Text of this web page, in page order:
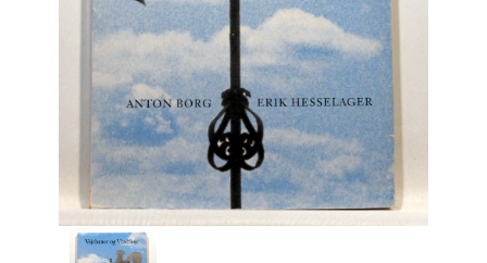
Filosofi
Håndarbejde
Håndværk
Historie
Hobby